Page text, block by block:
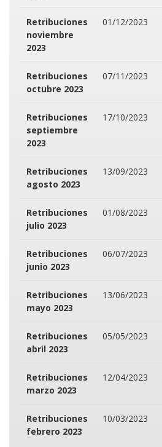
Retribuciones
noviembre
2023
01/12/2023
Retribuciones
octubre 2023
07/11/2023
Retribuciones
septiembre
2023
17/10/2023
Retribuciones
agosto 2023
13/09/2023
Retribuciones
julio 2023
01/08/2023
Retribuciones
junio 2023
06/07/2023
Retribuciones
mayo 2023
13/06/2023
Retribuciones
abril 2023
05/05/2023
Retribuciones
marzo 2023
12/04/2023
Retribuciones
febrero 2023
10/03/2023